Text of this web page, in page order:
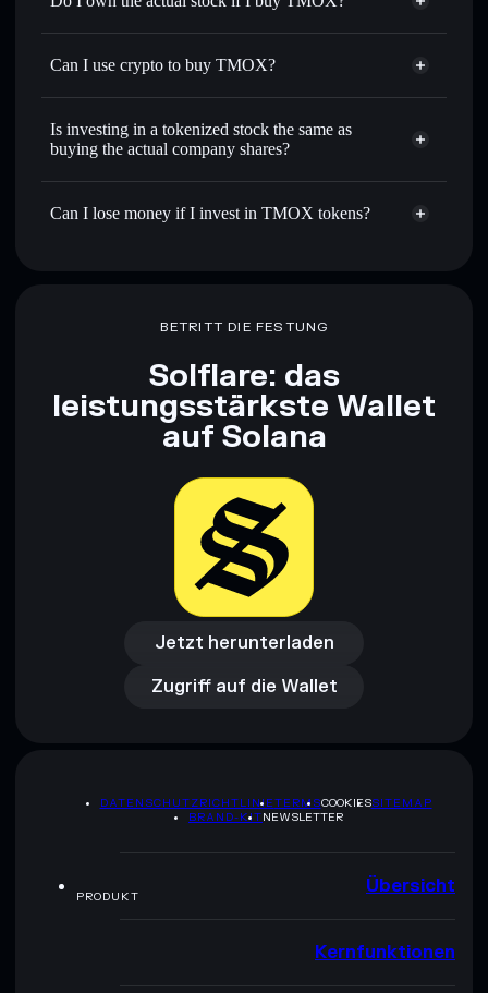
Can I use crypto to buy TMOX?
Is investing in a tokenized stock the same as
buying the actual company shares?
Can I lose money if I invest in TMOX tokens?
BETRITT DIE FESTUNG
Solflare: das
leistungsstärkste Wallet
auf Solana
Jetzt herunterladen
Jetzt herunterladen
Zugriff auf die Wallet
Zugriff auf die Wallet
DATENSCHUTZRICHTLINIETERMSCOOKIESSITEMAP
BRAND-KITNEWSLETTER
PRODUKT Übersicht
Kernfunktionen